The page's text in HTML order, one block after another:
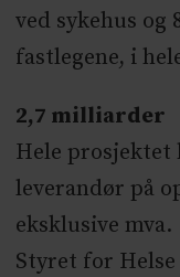
ved sykehus
fastlegene, i
2,7 milliarder
Hele
leverandør på
eksklusive mva.
Styret for